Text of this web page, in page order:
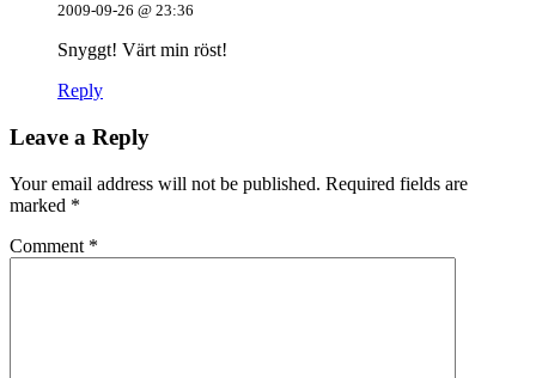
2009-09-26 @ 23:36
Snyggt! Värt min röst!
Reply
Leave a Reply
Your email address will not be published. Required fields are
marked *
Comment *